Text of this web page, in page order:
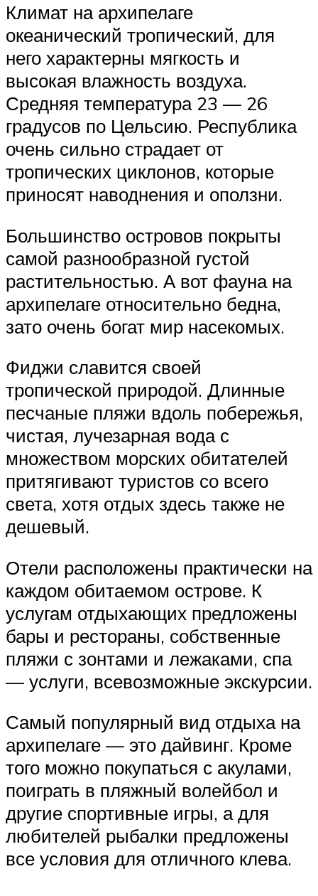
Климат на архипелаге
океанический тропический, для
него характерны мягкость и
высокая влажность воздуха.
Средняя температура 23 — 26
градусов по Цельсию. Республика
очень сильно страдает от
тропических циклонов, которые
приносят наводнения и оползни.
Большинство островов покрыты
самой разнообразной густой
растительностью. А вот фауна на
архипелаге относительно бедна,
зато очень богат мир насекомых.
Фиджи славится своей
тропической природой. Длинные
песчаные пляжи вдоль побережья,
чистая, лучезарная вода с
множеством морских обитателей
притягивают туристов со всего
света, хотя отдых здесь также не
дешевый.
Отели расположены практически на
каждом обитаемом острове. К
услугам отдыхающих предложены
бары и рестораны, собственные
пляжи с зонтами и лежаками, спа
— услуги, всевозможные экскурсии.
Самый популярный вид отдыха на
архипелаге — это дайвинг. Кроме
того можно покупаться с акулами,
поиграть в пляжный волейбол и
другие спортивные игры, а для
любителей рыбалки предложены
все условия для отличного клева.